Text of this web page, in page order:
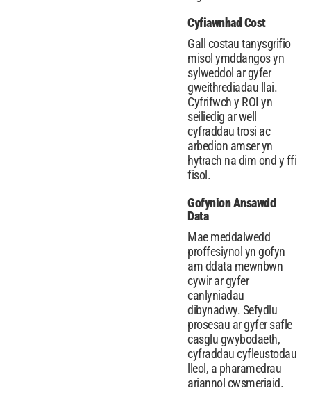
Cyfiawnhad Cost
Gall costau tanysgrifio
misol ymddangos yn
sylweddol ar gyfer
gweithrediadau llai.
Cyfrifwch y ROI yn
seiliedig ar well
cyfraddau trosi ac
arbedion amser yn
hytrach na dim ond y ffi
fisol.
Gofynion Ansawdd
Data
Mae meddalwedd
proffesiynol yn gofyn
am ddata mewnbwn
cywir ar gyfer
canlyniadau
dibynadwy. Sefydlu
prosesau ar gyfer safle
casglu gwybodaeth,
cyfraddau cyfleustodau
lleol, a pharamedrau
ariannol cwsmeriaid.